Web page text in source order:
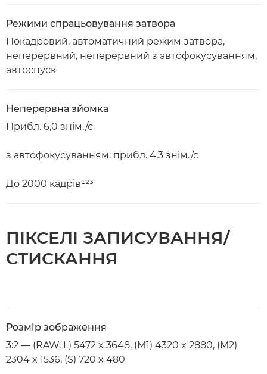
Режими спрацьовування затвора
Покадровий, автоматичний режим затвора,
неперервний, неперервний з автофокусуванням,
автоспуск
Неперервна зйомка
Прибл. 6,0 знім./с
з автофокусуванням: прибл. 4,3 знім./с
До 2000 кадрів¹²³
ПІКСЕЛІ ЗАПИСУВАННЯ/
СТИСКАННЯ
Розмір зображення
3:2 — (RAW, L) 5472 x 3648, (M1) 4320 x 2880, (M2)
2304 x 1536, (S) 720 x 480